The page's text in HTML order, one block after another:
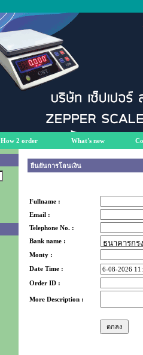
How 2 order What's new
ยืนยันการโอนเงิน
Fullname :
Email :
Telephone No. :
Bank name :
Monty :
Date Time :
Order ID :
More Description :